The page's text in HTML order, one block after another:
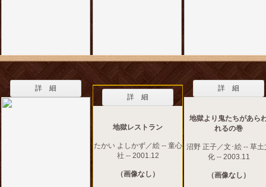
詳 細
詳 細
地獄レストラン
たかい よしかず／絵 -- 童心
社 -- 2001.12
（画像なし）
詳 細
地獄より鬼たちがあら
れるの巻
沼野 正子／文･絵 -- 草土
化 -- 2003.11
（画像なし）